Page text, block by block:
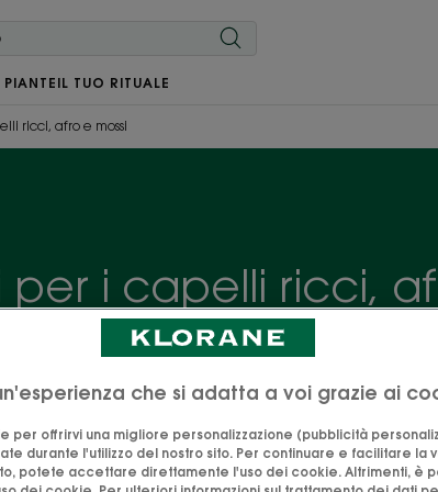
PIANTE IL TUO RITUALE
ricci, afro e mossi
i capelli ricci,
è una routine idratante che nutra e rafforzi la
che si adatta a voi grazie ai
per offrirvi una migliore personalizzazione (pubblicità
durante l'utilizzo del nostro sito. Per continuare e facilitare la
potete accettare direttamente l'uso dei cookie. Altrimenti, è